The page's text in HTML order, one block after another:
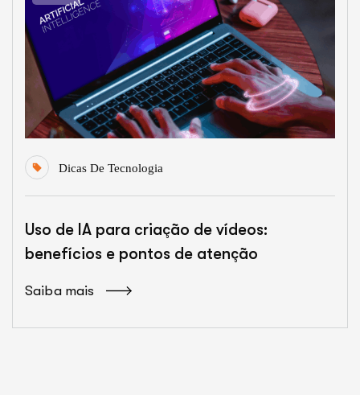
Dicas De Tecnologia
Uso de IA para criação de vídeos:
benefícios e pontos de atenção
Saiba mais